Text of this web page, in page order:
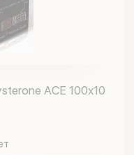
ACE 100х10